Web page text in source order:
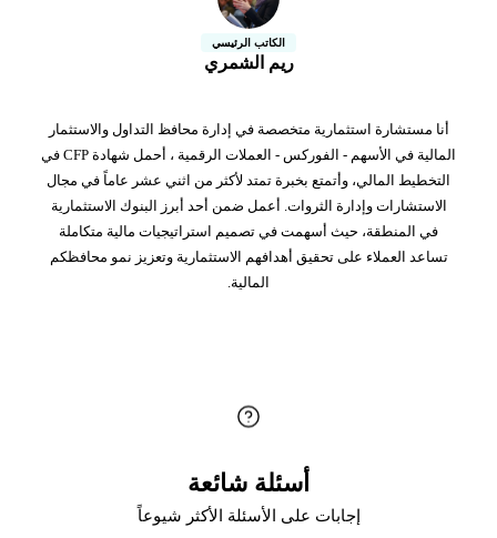
الكاتب الرئيسي
ريم الشمري
أنا مستشارة استثمارية متخصصة في إدارة محافظ التداول والاستثمار
المالية في الأسهم - الفوركس - العملات الرقمية ، أحمل شهادة CFP في
التخطيط المالي، وأتمتع بخبرة تمتد لأكثر من اثني عشر عاماً في مجال
الاستشارات وإدارة الثروات. أعمل ضمن أحد أبرز البنوك الاستثمارية
في المنطقة، حيث أسهمت في تصميم استراتيجيات مالية متكاملة
تساعد العملاء على تحقيق أهدافهم الاستثمارية وتعزيز نمو محافظكم
المالية.
أسئلة شائعة
إجابات على الأسئلة الأكثر شيوعاً